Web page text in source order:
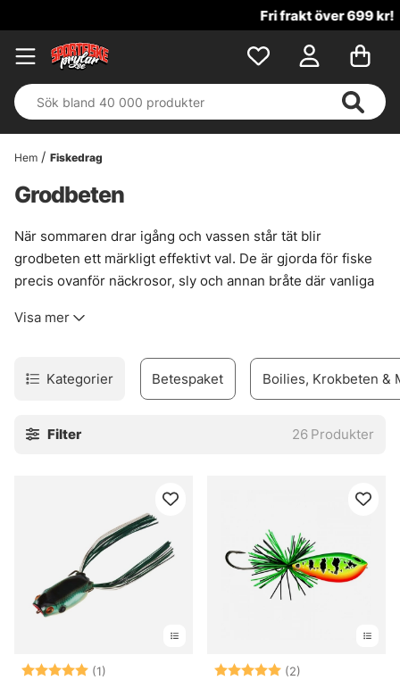
Fri frakt över 699 kr!
Hem Fiskedrag
Grodbeten
När sommaren drar igång och vassen står tät blir
grodbeten ett märkligt effektivt val. De är gjorda för fiske
precis ovanför näckrosor, sly och annan bråte där vanliga
Det är ett fiske som känns rätt direkt, särskilt när gädda
Här finns grodbeten för fiskare som vill fiska där andra
beten backar ur. De passar bra när ytan är täckt av
diskret ytbete behövs i stället för något som går djupare.
öppnar sig hela vasskanten.
» Till fiskedrag
Vanliga frågor om grodbeten
Vad är ett grodbete?
Visa mer
Kategorier Betespaket Boilies, Krokbeten &
Filter 26 Produkter
Betyg: (1)
5.0 utav 5 stjärnorBetyg: (2)